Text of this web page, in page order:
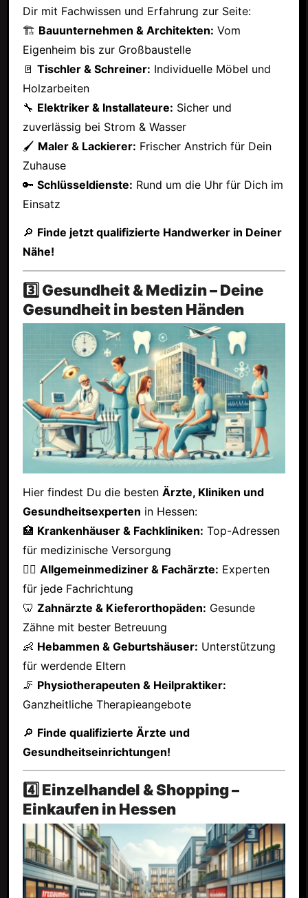
Dir mit Fachwissen und Erfahrung zur Seite:
🏗 Bauunternehmen & Architekten: Vom
Eigenheim bis zur Großbaustelle
🚪 Tischler & Schreiner: Individuelle Möbel und
Holzarbeiten
🔧 Elektriker & Installateure: Sicher und
zuverlässig bei Strom & Wasser
🖌 Maler & Lackierer: Frischer Anstrich für Dein
Zuhause
🔑 Schlüsseldienste: Rund um die Uhr für Dich im
Einsatz
🔎 Finde jetzt qualifizierte Handwerker in Deiner
Nähe!
3️⃣ Gesundheit & Medizin – Deine
Gesundheit in besten Händen
Hier findest Du die besten Ärzte, Kliniken und
Gesundheitsexperten in Hessen:
🏥 Krankenhäuser & Fachkliniken: Top-Adressen
für medizinische Versorgung
👩‍⚕️ Allgemeinmediziner & Fachärzte: Experten
für jede Fachrichtung
🦷 Zahnärzte & Kieferorthopäden: Gesunde
Zähne mit bester Betreuung
👶 Hebammen & Geburtshäuser: Unterstützung
für werdende Eltern
🦵 Physiotherapeuten & Heilpraktiker:
Ganzheitliche Therapieangebote
🔎 Finde qualifizierte Ärzte und
Gesundheitseinrichtungen!
4️⃣ Einzelhandel & Shopping –
Einkaufen in Hessen